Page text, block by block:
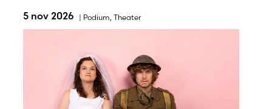
5 nov 2026 | Podium Theater